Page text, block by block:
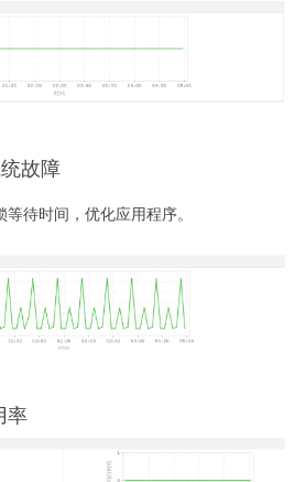
故障
待时间，优化应用程序。
率